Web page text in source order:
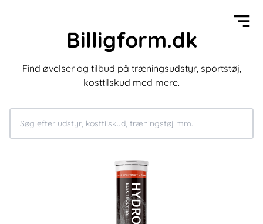
Billigform.dk
Find øvelser og tilbud på træningsudstyr, sportstøj,
kosttilskud med mere.